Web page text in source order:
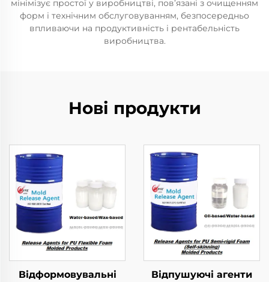
мінімізує простої у виробництві, пов’язані з очищенням
форм і технічним обслуговуванням, безпосередньо
впливаючи на продуктивність і рентабельність
виробництва.
Нові продукти
Відформовувальні
Відпушуючі агенти